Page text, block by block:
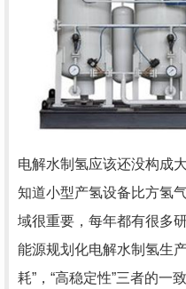
电解水制氢应该还没构成
知道小型产氢设备比方氢
域很重要，每年都有很多
能源规划化电解水制氢生
耗”，“高稳定性”三者的一